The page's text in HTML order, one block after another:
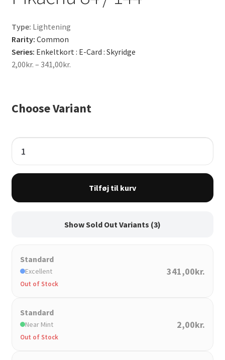
Type: Lightening
Rarity: Common
Series: Enkeltkort : E-Card : Skyridge
2,00kr. – 341,00kr.
341,00kr.
Choose Variant
Pikachu
144
antal
Tilføj til kurv
Show Sold Out Variants (3)
Standard
Excellent
Out of Stock
341,00kr.
Standard
Near Mint
Out of Stock
2,00kr.